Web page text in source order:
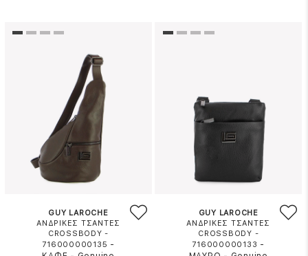
GUY LAROCHE
ΑΝΔΡΙΚΕΣ ΤΣΑΝΤΕΣ
CROSSBODY -
716000000135 -
GUY LAROCHE
ΑΝΔΡΙΚΕΣ ΤΣΑΝΤΕΣ
CROSSBODY -
716000000133 -